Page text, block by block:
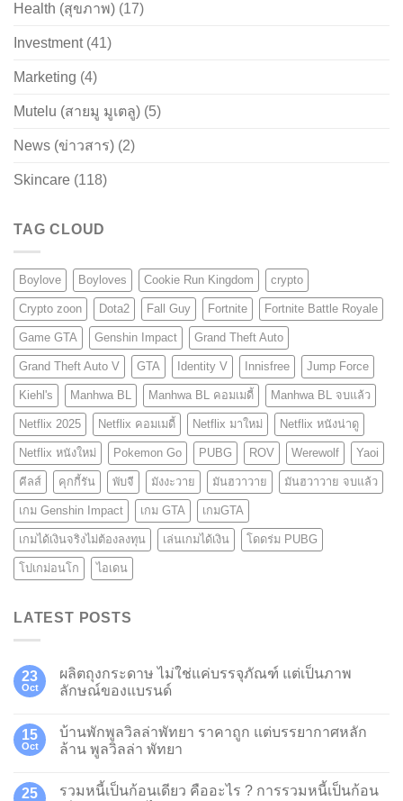
Health (สุขภาพ) (17)
Investment(41)
Marketing (4)
Mutelu (สายมู มูเตลู) (5)
News (ข่าวสาร) (2)
Skincare (118)
TAG CLOUD
Boylove Boyloves Cookie Run Kingdom crypto
Crypto zoon Dota2 Fall Guy Fortnite Fortnite Battle Royale
Game GTA Genshin Impact Grand Theft Auto
Grand Theft Auto V GTA Identity V Innisfree Jump Force
Kiehl's Manhwa BL Manhwa BL คอมเมดี้ Manhwa BL จบแล้ว
Netflix 2025 Netflix คอมเมดี้ Netflix มาใหม่ Netflix หนังน่าดู
Netflix หนังใหม่ Pokemon Go PUBG ROV Werewolf Yaoi
คีลส์ คุกกี้รัน พับจี มังงะวาย มันฮวาวาย มันฮวาวาย จบแล้ว
เกม Genshin Impact เกม GTA เกมGTA
เกมได้เงินจริงไม่ต้องลงทุน เล่นเกมได้เงิน โดดร่ม PUBG
โปเกม่อนโก ไอเดน
LATEST POSTS
23
Oct
ผลิตถุงกระดาษ ไม่ใช่แค่บรรจุภัณฑ์ แต่เป็นภาพ
ลักษณ์ของแบรนด์
15
Oct
บ้านพักพูลวิลล่าพัทยา ราคาถูก แต่บรรยากาศหลัก
ล้าน พูลวิลล่า พัทยา
25
รวมหนี้เป็นก้อนเดียว คืออะไร ? การรวมหนี้เป็นก้อน